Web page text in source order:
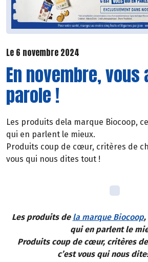
Le 6 novembre 2024
En novembre, vous
parole !
Les produits dela marque Biocoop,
qui en parlent le mieux.
Produits coup de cœur, critères de
vous qui nous dites tout !
Les produits de la marque Biocoop,
qui en parlent le
Produits coup de cœur, critères
c’est vous qui nous